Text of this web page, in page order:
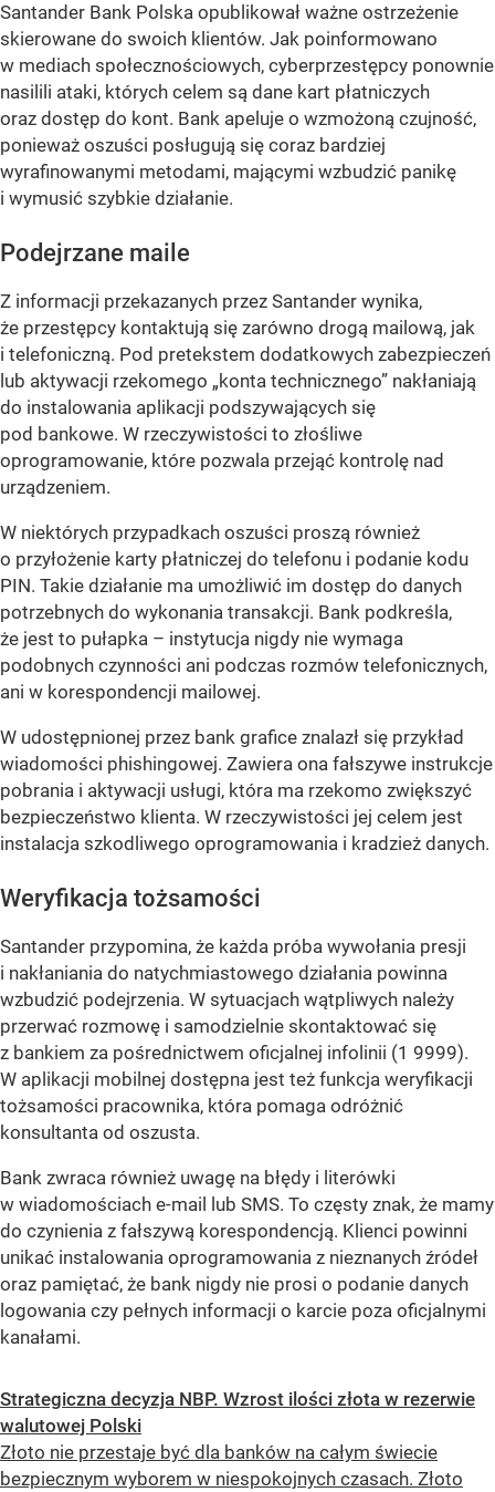
Santander Bank Polska opublikował ważne ostrzeżenie
skierowane do swoich klientów. Jak poinformowano
w mediach społecznościowych, cyberprzestępcy ponownie
nasilili ataki, których celem są dane kart płatniczych
oraz dostęp do kont. Bank apeluje o wzmożoną czujność,
ponieważ oszuści posługują się coraz bardziej
wyrafinowanymi metodami, mającymi wzbudzić panikę
i wymusić szybkie działanie.
Podejrzane maile
Z informacji przekazanych przez Santander wynika,
że przestępcy kontaktują się zarówno drogą mailową, jak
i telefoniczną. Pod pretekstem dodatkowych zabezpieczeń
lub aktywacji rzekomego „konta technicznego” nakłaniają
do instalowania aplikacji podszywających się
pod bankowe. W rzeczywistości to złośliwe
oprogramowanie, które pozwala przejąć kontrolę nad
urządzeniem.
W niektórych przypadkach oszuści proszą również
o przyłożenie karty płatniczej do telefonu i podanie kodu
PIN. Takie działanie ma umożliwić im dostęp do danych
potrzebnych do wykonania transakcji. Bank podkreśla,
że jest to pułapka – instytucja nigdy nie wymaga
podobnych czynności ani podczas rozmów telefonicznych,
ani w korespondencji mailowej.
W udostępnionej przez bank grafice znalazł się przykład
wiadomości phishingowej. Zawiera ona fałszywe instrukcje
pobrania i aktywacji usługi, która ma rzekomo zwiększyć
bezpieczeństwo klienta. W rzeczywistości jej celem jest
instalacja szkodliwego oprogramowania i kradzież danych.
Weryfikacja tożsamości
Santander przypomina, że każda próba wywołania presji
i nakłaniania do natychmiastowego działania powinna
wzbudzić podejrzenia. W sytuacjach wątpliwych należy
przerwać rozmowę i samodzielnie skontaktować się
z bankiem za pośrednictwem oficjalnej infolinii (1 9999).
W aplikacji mobilnej dostępna jest też funkcja weryfikacji
tożsamości pracownika, która pomaga odróżnić
konsultanta od oszusta.
Bank zwraca również uwagę na błędy i literówki
w wiadomościach e-mail lub SMS. To częsty znak, że mamy
do czynienia z fałszywą korespondencją. Klienci powinni
unikać instalowania oprogramowania z nieznanych źródeł
oraz pamiętać, że bank nigdy nie prosi o podanie danych
logowania czy pełnych informacji o karcie poza oficjalnymi
kanałami.
Strategiczna decyzja NBP. Wzrost ilości złota w rezerwie
walutowej Polski
Złoto nie przestaje być dla banków na całym świecie
bezpiecznym wyborem w niespokojnych czasach. Złoto